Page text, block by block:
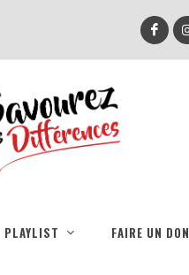
PLAYLIST FAIRE UN DON